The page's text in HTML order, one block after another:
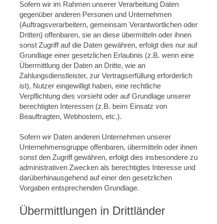
Sofern wir im Rahmen unserer Verarbeitung Daten
gegenüber anderen Personen und Unternehmen
(Auftragsverarbeitern, gemeinsam Verantwortlichen oder
Dritten) offenbaren, sie an diese übermitteln oder ihnen
sonst Zugriff auf die Daten gewähren, erfolgt dies nur auf
Grundlage einer gesetzlichen Erlaubnis (z.B. wenn eine
Übermittlung der Daten an Dritte, wie an
Zahlungsdienstleister, zur Vertragserfüllung erforderlich
ist), Nutzer eingewilligt haben, eine rechtliche
Verpflichtung dies vorsieht oder auf Grundlage unserer
berechtigten Interessen (z.B. beim Einsatz von
Beauftragten, Webhostern, etc.).
Sofern wir Daten anderen Unternehmen unserer
Unternehmensgruppe offenbaren, übermitteln oder ihnen
sonst den Zugriff gewähren, erfolgt dies insbesondere zu
administrativen Zwecken als berechtigtes Interesse und
darüberhinausgehend auf einer den gesetzlichen
Vorgaben entsprechenden Grundlage.
Übermittlungen in Drittländer